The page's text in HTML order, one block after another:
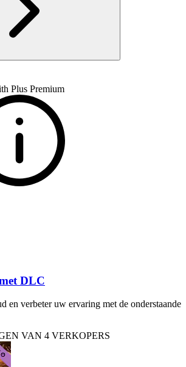
Plus Premium
DLC
en verbeter uw ervaring met de onderstaande
VAN 4 VERKOPERS